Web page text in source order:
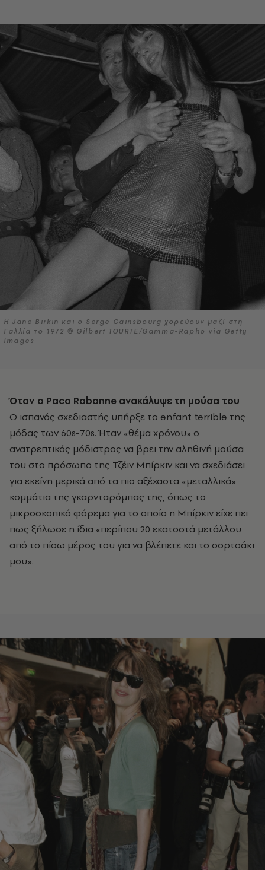
Η Jane Birkin και ο Serge Gainsbourg χορεύουν μαζί στη
Γαλλία το 1972 © Gilbert TOURTE/Gamma-Rapho via Getty
Images
Όταν ο Paco Rabanne ανακάλυψε τη μούσα του
Ο ισπανός σχεδιαστής υπήρξε το enfant terrible της
μόδας των 60s-70s. Ήταν «θέμα χρόνου» ο
ανατρεπτικός μόδιστρος να βρει την αληθινή μούσα
του στο πρόσωπο της Τζέιν Μπίρκιν και να σχεδιάσει
για εκείνη μερικά από τα πιο αξέχαστα «μεταλλικά»
κομμάτια της γκαρνταρόμπας της, όπως το
μικροσκοπικό φόρεμα για το οποίο η Μπίρκιν είχε πει
πως ξήλωσε η ίδια «περίπου 20 εκατοστά μετάλλου
από το πίσω μέρος του για να βλέπετε και το σορτσάκι
μου».